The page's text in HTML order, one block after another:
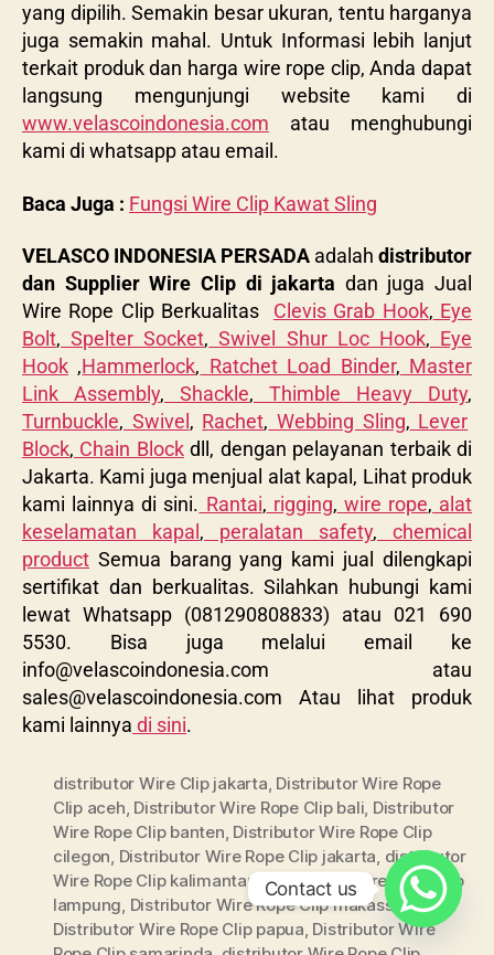
yang dipilih. Semakin besar ukuran, tentu harganya
juga semakin mahal. Untuk Informasi lebih lanjut
terkait produk dan harga wire rope clip, Anda dapat
langsung mengunjungi website kami di
www.velascoindonesia.com atau menghubungi
kami di whatsapp atau email.
Baca Juga : Fungsi Wire Clip Kawat Sling
VELASCO INDONESIA PERSADA adalah distributor
dan Supplier Wire Clip di jakarta dan juga Jual
Wire Rope Clip Berkualitas Clevis Grab Hook, Eye
Bolt, Spelter Socket, Swivel Shur Loc Hook, Eye
Hook ,Hammerlock, Ratchet Load Binder, Master
Link Assembly, Shackle, Thimble Heavy Duty,
Turnbuckle, Swivel , Rachet, Webbing Sling, Lever
Block, Chain Blockdll, dengan pelayanan terbaik di
Jakarta. Kami juga menjual alat kapal, Lihat produk
kami lainnya di sini. Rantai, rigging, wire rope, alat
keselamatan kapal , peralatan safety, chemical
product Semua barang yang kami jual dilengkapi
sertifikat dan berkualitas. Silahkan hubungi kami
lewat Whatsapp (081290808833) atau 021 690
5530. Bisa juga melalui email ke
info@velascoindonesia.com atau
sales@velascoindonesia.com Atau lihat produk
kami lainnya di sini.
distributor Wire Clip jakarta, Distributor Wire Rope
Clip aceh, Distributor Wire Rope Clip bali, Distributor
Wire Rope Clip banten, Distributor Wire Rope Clip
cilegon, Distributor Wire Rope Clip jakarta, distributor
Wire Rope Clip kalimantan
Distributor Wire Rope Clip
lampung, Distributor Wire Rope Clip makassar,
Distributor Wire Rope Clip papua, Distributor Wire
Contact us